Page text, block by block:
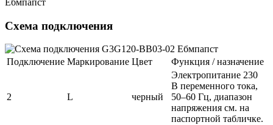
Схема подключения
Подключение Маркирование Цвет Функция / назначение
2 L черный
Электропитание 230
В переменного тока,
50–60 Гц, диапазон
напряжения см. на
паспортной табличке.